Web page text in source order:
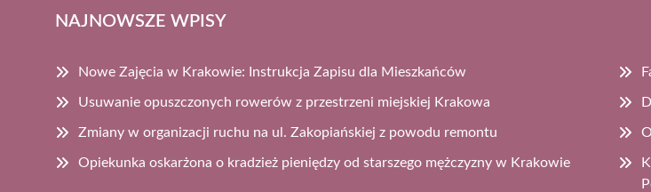
NAJNOWSZE WPISY
Nowe Zajęcia w Krakowie: Instrukcja Zapisu dla Mieszkańców
Usuwanie opuszczonych rowerów z przestrzeni miejskiej Krakowa
Zmiany w organizacji ruchu na ul. Zakopiańskiej z powodu remontu
Opiekunka oskarżona o kradzież pieniędzy od starszego mężczyzny w Krakowie